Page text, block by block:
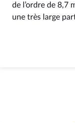
de l’ordre de 8,7
une très large